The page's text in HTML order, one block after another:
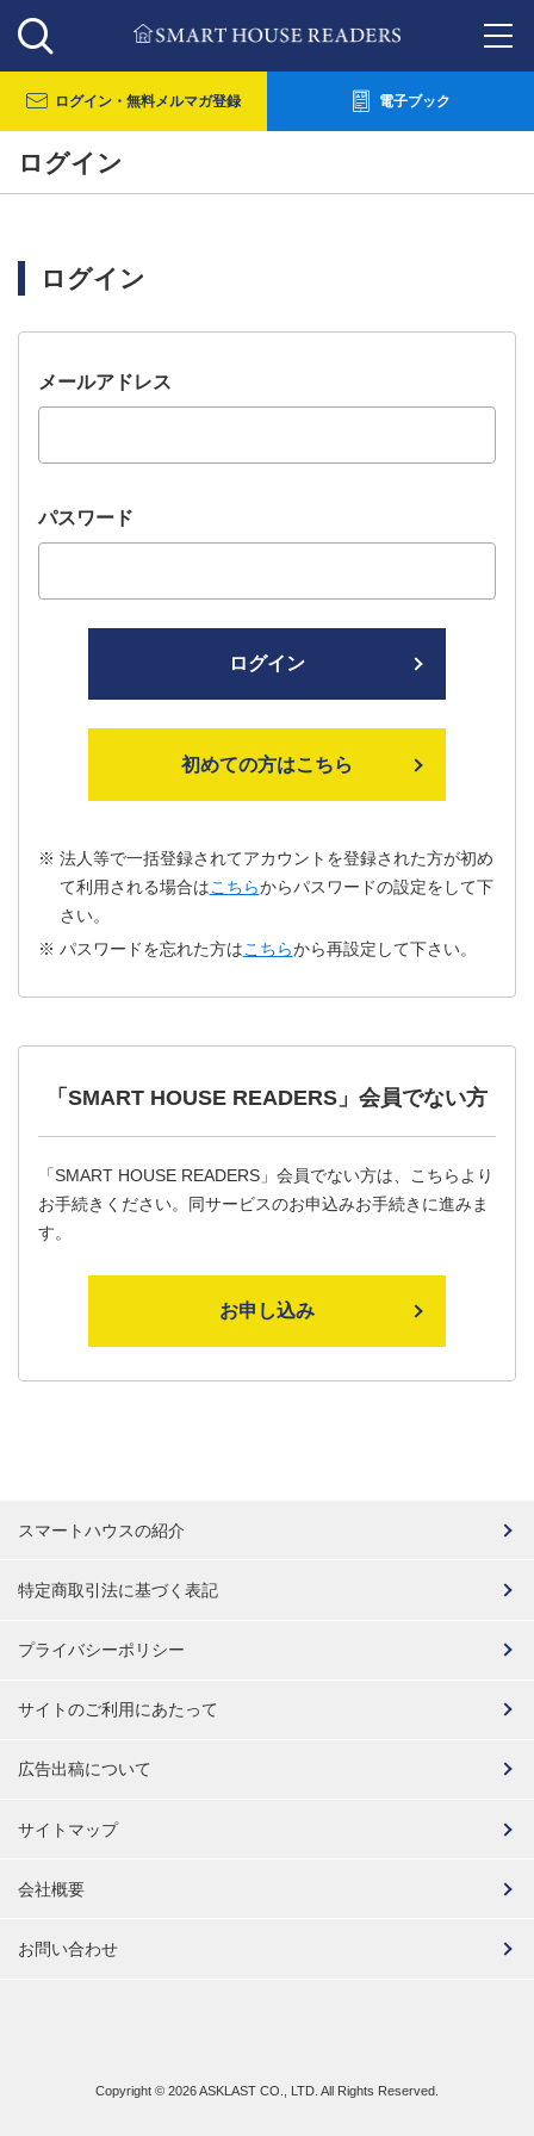
ログイン・ 無料メルマガ登録 電子ブック
ログイン
ログイン
メールアドレス
パスワード
ログイン
初めての方はこちら
法人等で一括登録されてアカウントを登録された方が初め
て利用される場合はこちらからパスワードの設定をして下
さい。
パスワードを忘れた方はこちらから再設定して下さい。
「SMART HOUSE READERS」 会員でない方
「SMART HOUSE READERS」会員でない方は、こちらより
お手続きください。同サービスのお申込みお手続きに進みま
す。
お申し込み
スマートハウスの紹介
特定商取引法に基づく表記
プライバシーポリシー
サイトのご利用にあたって
広告出稿について
サイトマップ
会社概要
お問い合わせ
Copyright © 2026 ASKLAST CO., LTD. All Rights Reserved.